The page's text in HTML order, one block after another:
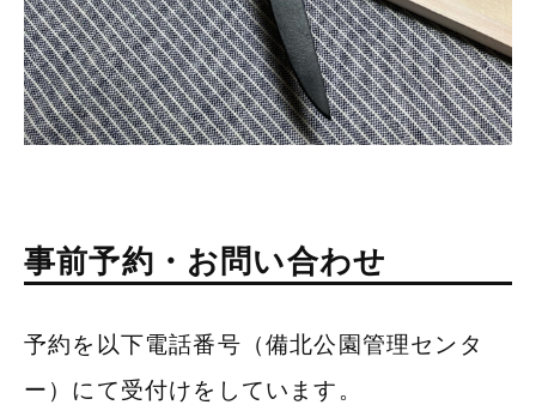
事前予約・お問い合わせ
予約を以下電話番号（備北公園管理センタ
ー）にて受付けをしています。